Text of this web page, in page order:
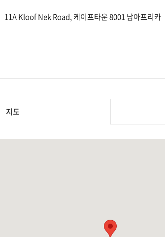
11A Kloof Nek Road, 케이프타운 8001 남아프리카
지도